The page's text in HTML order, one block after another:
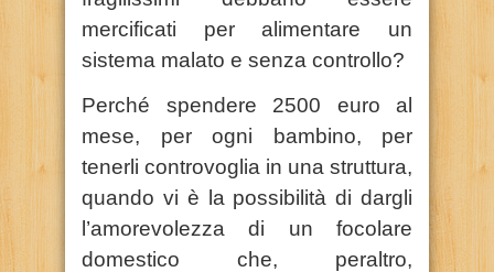
mercificati per alimentare un
sistema malato e senza controllo?
Perché spendere 2500 euro al
mese, per ogni bambino, per
tenerli controvoglia in una struttura,
quando vi è la possibilità di dargli
l’amorevolezza di un focolare
domestico che, peraltro,